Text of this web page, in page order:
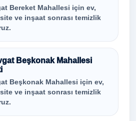
Bereket Mahallesi için ev,
ve inşaat sonrası temizlik
Beşkonak Mahallesi
Beşkonak Mahallesi için ev,
ve inşaat sonrası temizlik